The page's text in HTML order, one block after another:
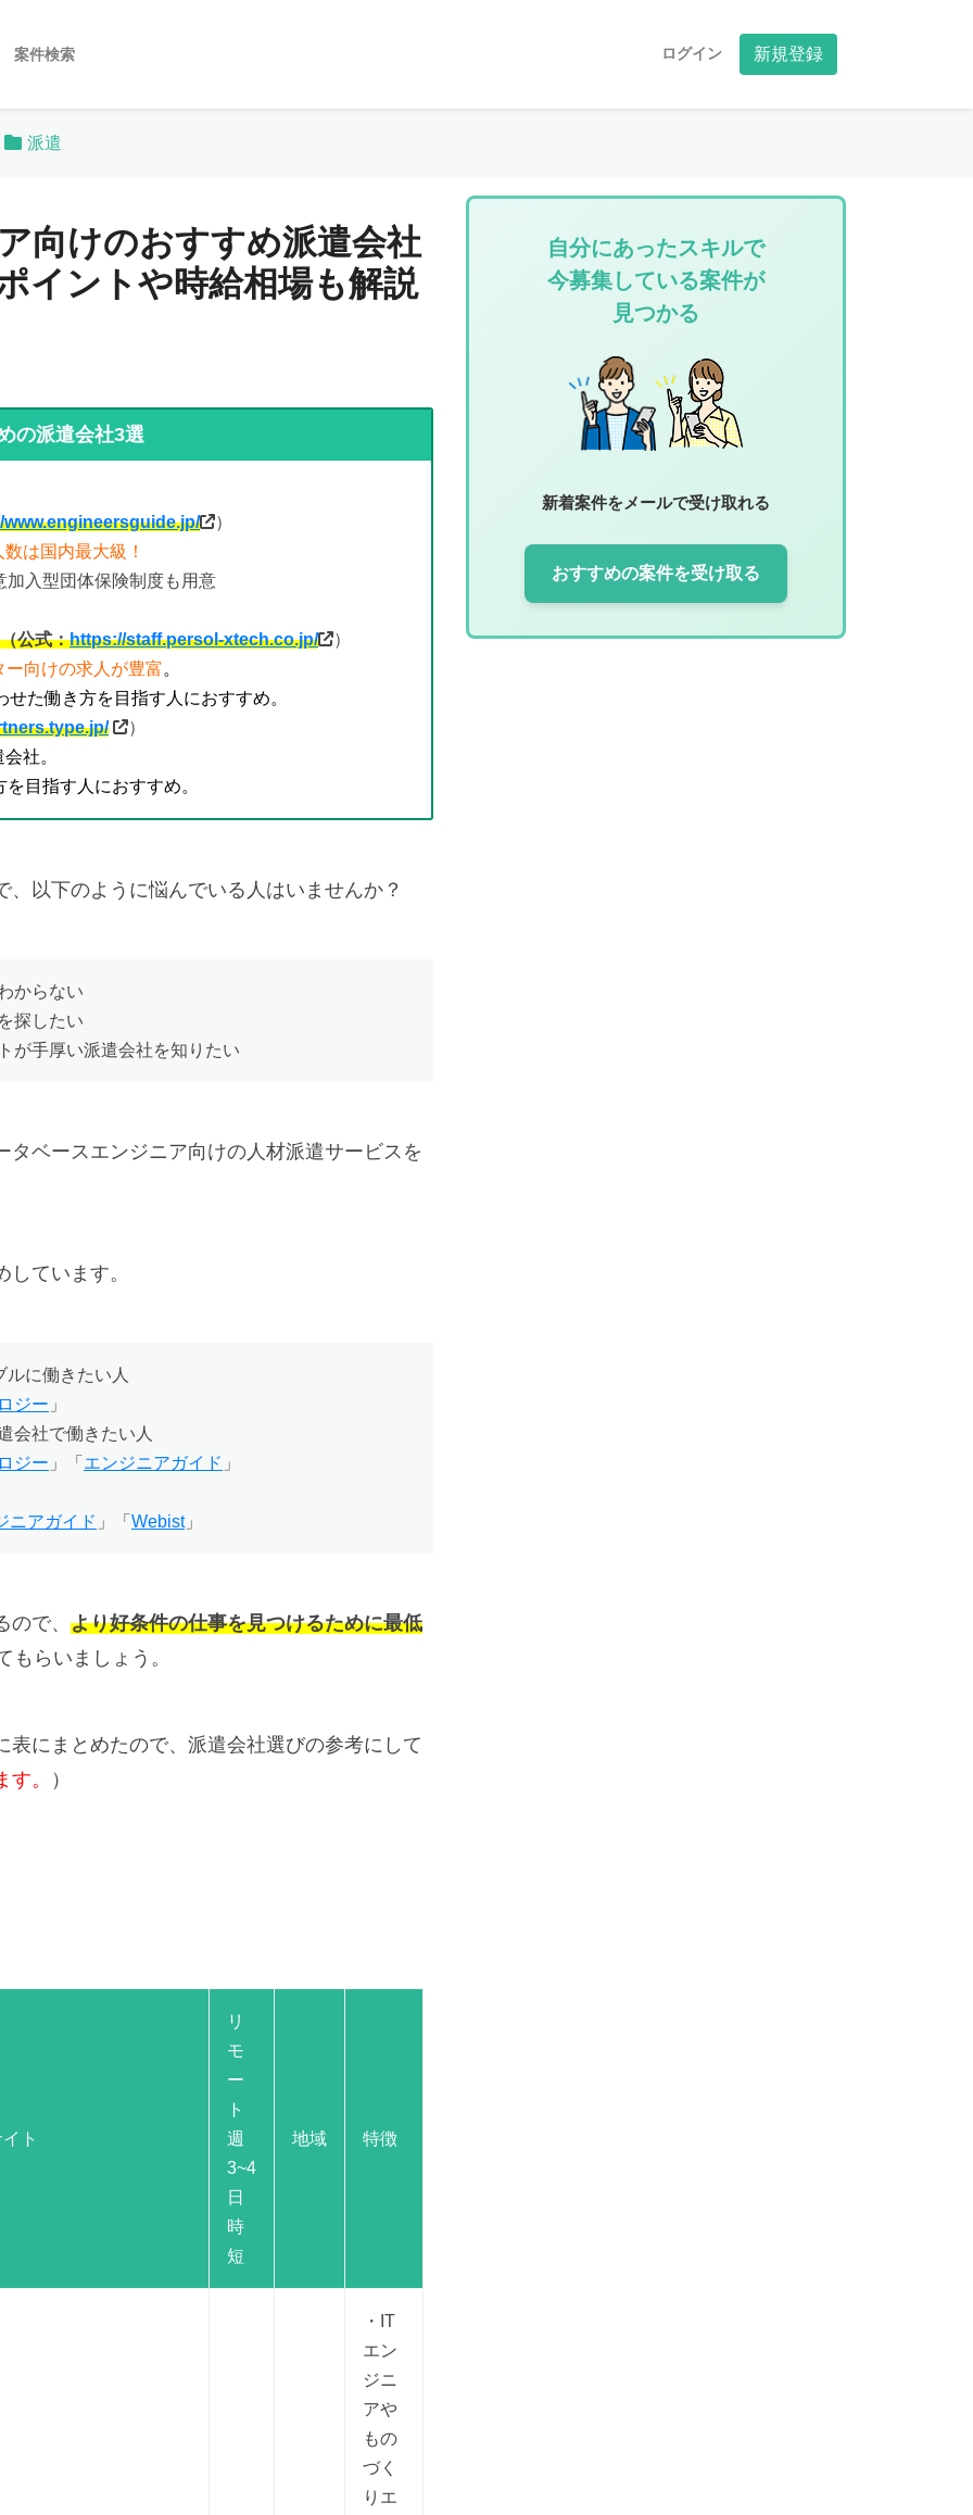
案件検索 ログイン 新規登録
派遣
向けのおすすめ派遣会社
イントや時給相場も解説
の派遣会社3選
）
数は国内最大級！
入型団体保険制度も用意
公式：https://staff.persol-xtech.co.jp/
）
ー向けの求人が豊富 。
せた働き方を目指す人におすすめ。
）
社。
目指す人におすすめ。
以下のように悩んでいる人はいませんか？
からない
探したい
が手厚い派遣会社を知りたい
ベースエンジニア向けの人材派遣サービスを
ています。
に働きたい人
ジー 」
会社で働きたい人
ジー 」「 エンジニアガイド 」
ニアガイド 」「 Webist」
で、 より好条件の仕事を見つけるために最低
もらいましょう。
にまとめたので、派遣会社選びの参考にして
。
）
ト
リ
モ
ー
ト
週
3~4
日
時
短
地域 特徴
・IT
エン
ジニ
アや
もの
づく
りエ
自分にあったスキルで
今募集している案件が
見つかる
新着案件をメールで受け取れる
おすすめの案件を受け取る